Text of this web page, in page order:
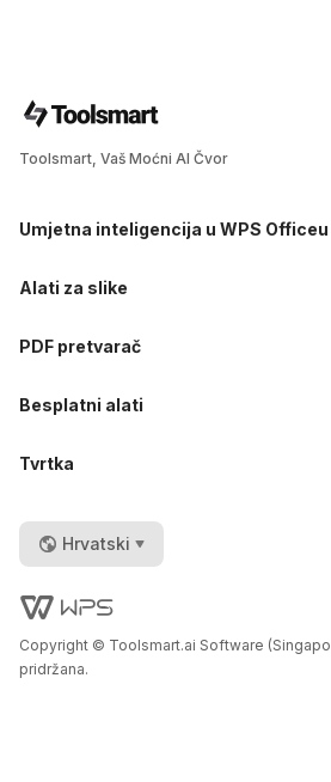
Toolsmart, Vaš Moćni AI Čvor
Umjetna inteligencija u WPS Officeu
Alati za slike
PDF pretvarač
Besplatni alati
Tvrtka
Hrvatski
Copyright © Toolsmart.ai Software
pridržana.